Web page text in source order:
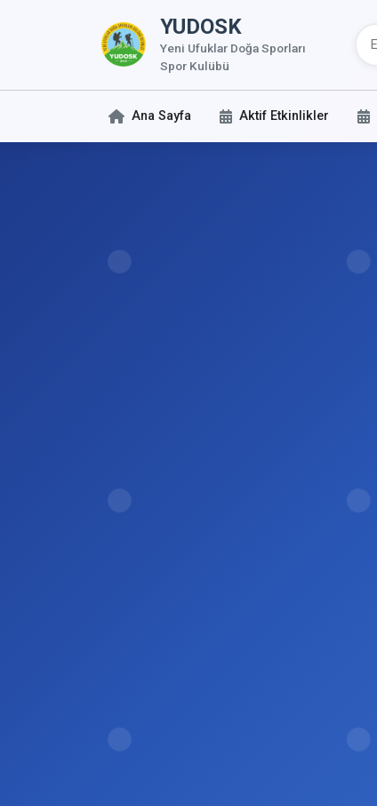
YUDOSK
Yeni Ufuklar Doğa Sporları
Spor Kulübü
Ana Sayfa Aktif Etkinlikler